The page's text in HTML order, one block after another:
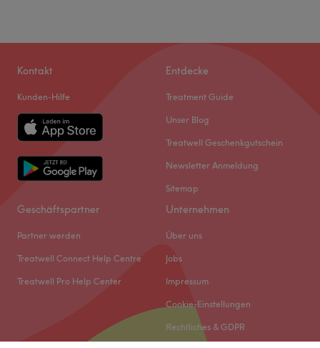
Kontakt
Kunden-Hilfe
Entdecke
Treatment Guide
Unser Blog
Treatwell Geschenkgutschein
Newsletter Anmeldung
Sitemap
Geschäftspartner
Partner werden
Treatwell Connect Help Centre
Treatwell Pro Help Center
Unternehmen
Über uns
Jobs
Impressum
Cookie-Einstellungen
Rechtliches & GDPR